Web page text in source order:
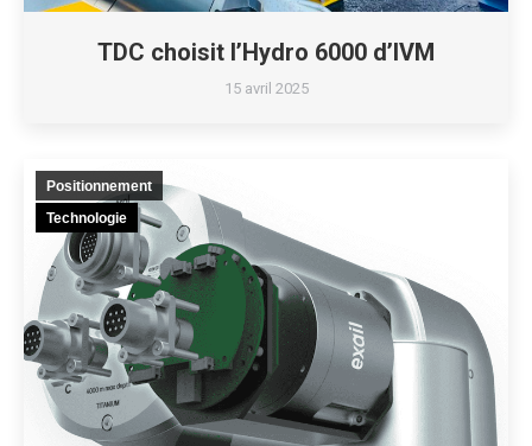
TDC choisit l’Hydro 6000 d’IVM
15 avril 2025
Positionnement
Technologie